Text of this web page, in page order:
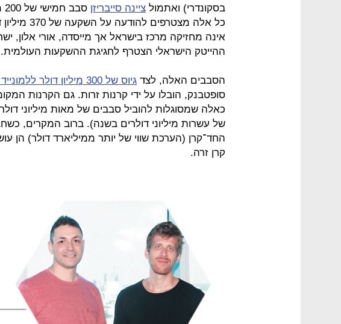
בסקונדרי) ואתמול ציינה סייבריזן
כל אלה
אינה מחזיקה מרכז בישראל אך מייסדה, אורי אלון,
ההייטק הישראלי הצטרף לחגיגת ההשקעות העולמית.
הסבבים האלה, לצד גיוס של 300 מיליון דולר ללמונייד
סופטבנק, הובלו על ידי קרנות זרות. גם הקרנות
כאלה שמסוגלות להוביל סבבים של מאות מיליוני
של עשרות מיליוני דולרים בשנה). ברוב המקרים,
החד־קרן (הערכת שווי של יותר ממיליארד דולר)
קרן זרה.